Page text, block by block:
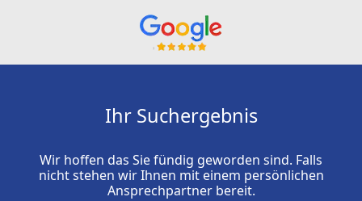
Ihr Suchergebnis
Wir hoffen das Sie fündig geworden sind. Falls
nicht stehen wir Ihnen mit einem persönlichen
Ansprechpartner bereit.